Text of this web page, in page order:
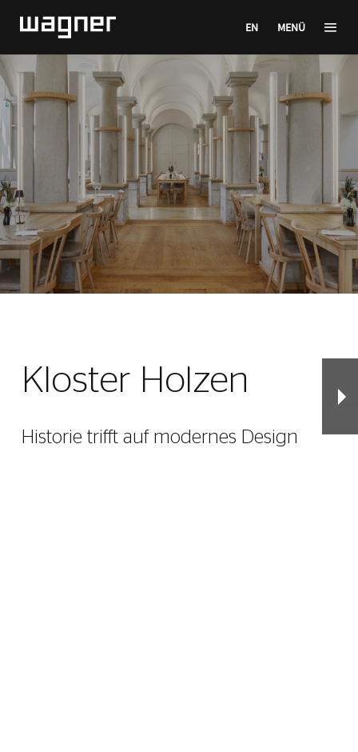
EN MENÜ
Kloster Holzen
Historie trifft auf modernes Design